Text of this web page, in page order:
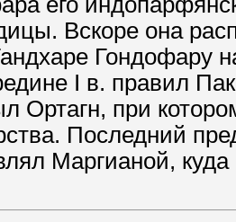
Вскоре она
Гондофару
I в. правил
Ортагн, при
Последний
Маргианой,